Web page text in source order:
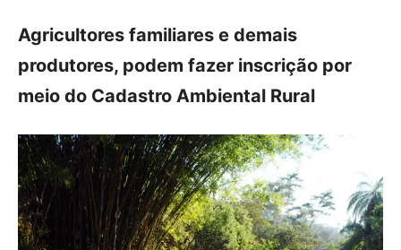
Agricultores familiares e demais
produtores, podem fazer inscrição por
meio do Cadastro Ambiental Rural